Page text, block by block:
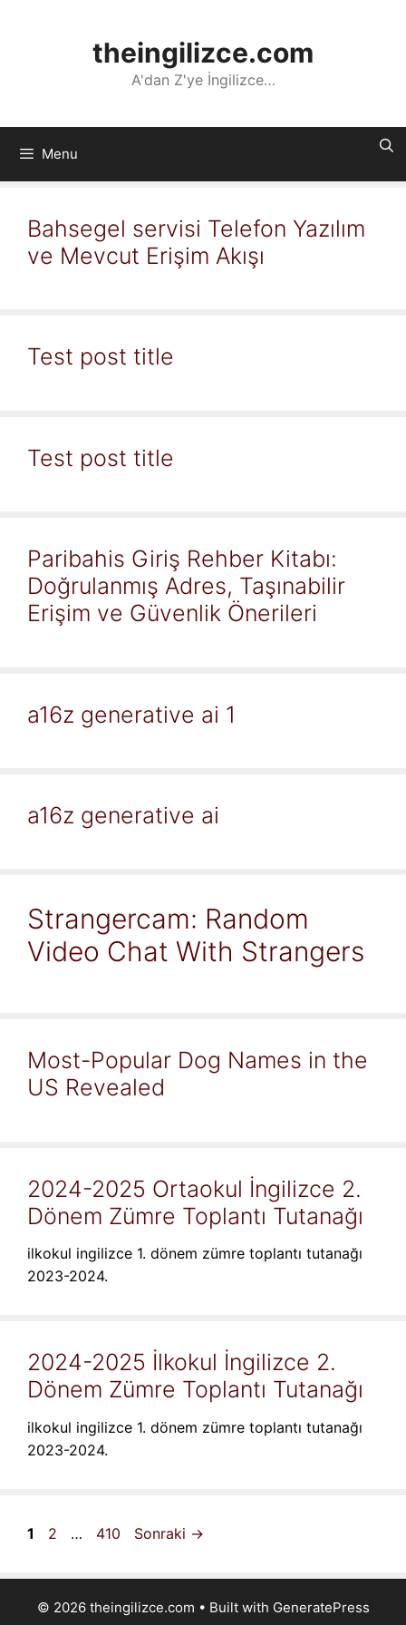
theingilizce.com
A'dan Z'ye İngilizce…
Menu
Bahsegel servisi Telefon Yazılım
ve Mevcut Erişim Akışı
Test post title
Test post title
Paribahis Giriş Rehber Kitabı:
Doğrulanmış Adres, Taşınabilir
Erişim ve Güvenlik Önerileri
a16z generative ai 1
a16z generative ai
Strangercam: Random
Video Chat With Strangers
Most-Popular Dog Names in the
US Revealed
2024-2025 Ortaokul İngilizce 2.
Dönem Zümre Toplantı Tutanağı
ilkokul ingilizce 1. dönem zümre toplantı tutanağı
2023-2024.
2024-2025 İlkokul İngilizce 2.
Dönem Zümre Toplantı Tutanağı
ilkokul ingilizce 1. dönem zümre toplantı tutanağı
2023-2024.
Sayfa
1 Sayfa
2 … Sayfa
410 Sonraki →
© 2026 theingilizce.com • Built with GeneratePress